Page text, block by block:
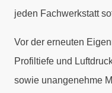
jeden Fachwerkstatt
Vor der erneuten
Profiltiefe und
sowie unangenehme